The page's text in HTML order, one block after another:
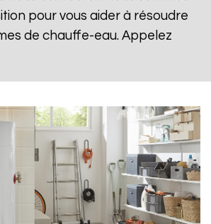
pour vous aider à résoudre
de chauffe-eau. Appelez